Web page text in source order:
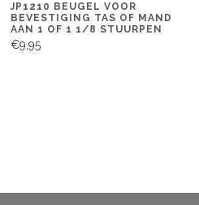
JP1210 BEUGEL VOOR
BEVESTIGING TAS OF MAND
AAN 1 OF 1 1/8 STUURPEN
€9,95